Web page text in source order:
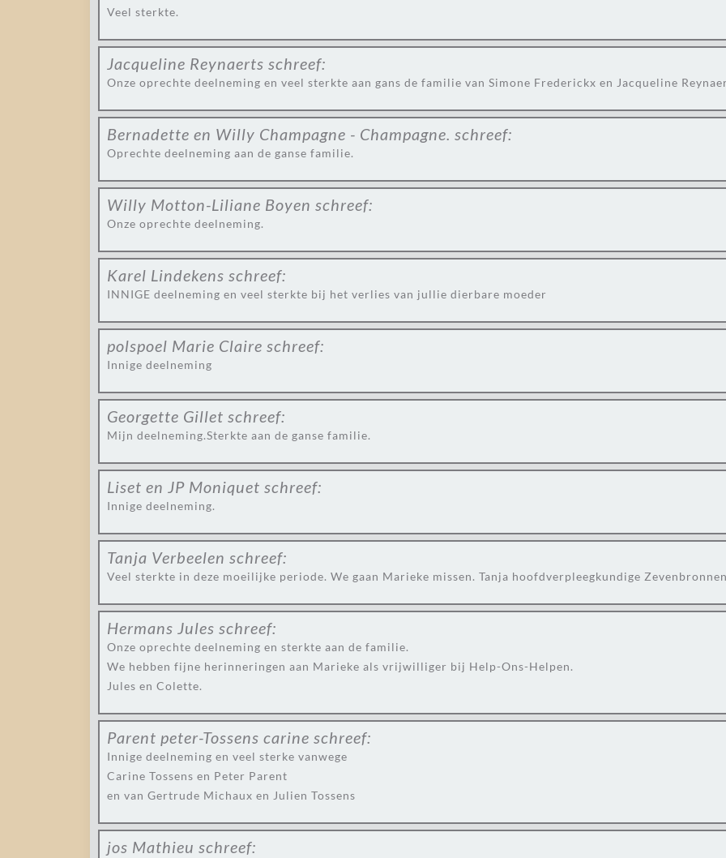
Veel sterkte.
Jacqueline Reynaerts schreef:
Onze oprechte deelneming en veel sterkte aan gans de familie van Simone Frederickx en Jacqueline
Bernadette en Willy Champagne - Champagne. schreef:
Oprechte deelneming aan de ganse familie.
Willy Motton-Liliane Boyen schreef:
Onze oprechte deelneming.
Karel Lindekens schreef:
INNIGE deelneming en veel sterkte bij het verlies van jullie dierbare moeder
polspoel Marie Claire schreef:
Innige deelneming
Georgette Gillet schreef:
Mijn deelneming.Sterkte aan de ganse familie.
Liset en JP Moniquet schreef:
Innige deelneming.
Tanja Verbeelen schreef:
Veel sterkte in deze moeilijke periode. We gaan Marieke missen. Tanja hoofdverpleegkundige
Hermans Jules schreef:
Onze oprechte deelneming en sterkte aan de familie.
We hebben fijne herinneringen aan Marieke als vrijwilliger bij Help-Ons-Helpen.
Jules en Colette.
Parent peter-Tossens carine schreef:
Innige deelneming en veel sterke vanwege
Carine Tossens en Peter Parent
en van Gertrude Michaux en Julien Tossens
jos Mathieu schreef: